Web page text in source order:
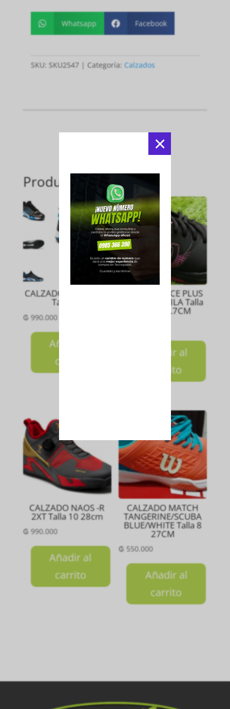
×
14
CLAY
TEAL
8US
 Whatsapp  Facebook
SKU: SKU2547 Categoría: Calzados
Productos relacionados
CALZADO NEKO B-XT
Talla 10
₲990.000
Añadir al
carrito
CALZADO ACE PLUS
W NEGRO/LILA Talla
7,5US 25.7CM
Añadir al
carrito
CALZADO NAOS -R
2XT Talla 10 28cm
₲990.000
Añadir al
carrito
CALZADO MATCH
TANGERINE/SCUBA
BLUE/WHITE Talla 8
27CM
₲ 550.000
Añadir al
carrito